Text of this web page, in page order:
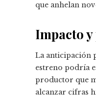
que anhelan
Impacto
La anticipación
estreno podría
productor que
alcanzar cifras